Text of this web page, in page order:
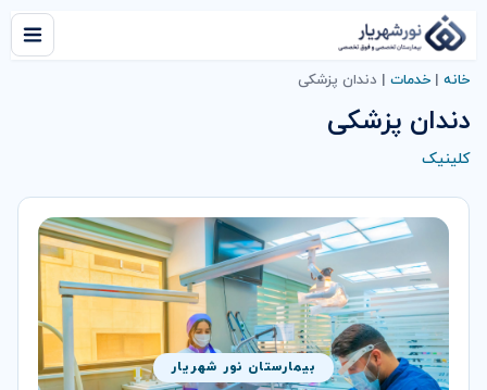
خانه | خدمات | دندان پزشکی
دندان پزشکی
کلینیک
بیمارستان نور شهریار